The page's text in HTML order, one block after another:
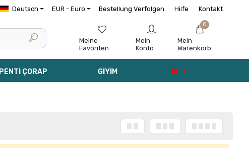
Deutsch EUR - Euro Bestellung Verfolgen Hilfe Kontakt
Meine
Favoriten
Mein
Konto
0
Mein
Warenkorb
PENTİ ÇORAP GİYİM HALI